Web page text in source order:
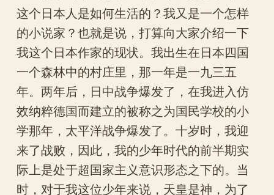
这个日本人是如何生活的？我又是一个怎样
的小说家？也就是说，打算向大家介绍一下
我这个日本作家的现状。我出生在日本四国
一个森林中的村庄里，那一年是一九三五
年。两年后，日中战争爆发了，在我进入仿
效纳粹德国而建立的被称之为国民学校的小
学那年，太平洋战争爆发了。十岁时，我迎
来了战败，因此，我的少年时代的前半期实
际上是处于超国家主义意识形态之下的。当
时，对于我这位少年来说，天皇是神，为了